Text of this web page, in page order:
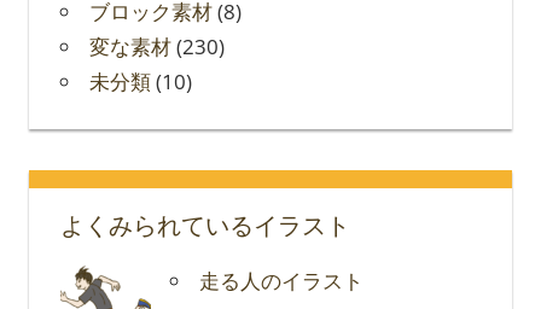
ブロック素材(8)
変な素材(230)
未分類(10)
よくみられているイラスト
走る人のイラスト